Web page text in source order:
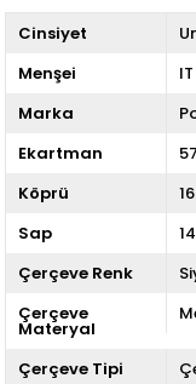
Cinsiyet
Menşei
IT
Marka
Ekartman
57
Köprü
16
Sap
Çerçeve Renk
Çerçeve
Materyal
Çerçeve Tipi